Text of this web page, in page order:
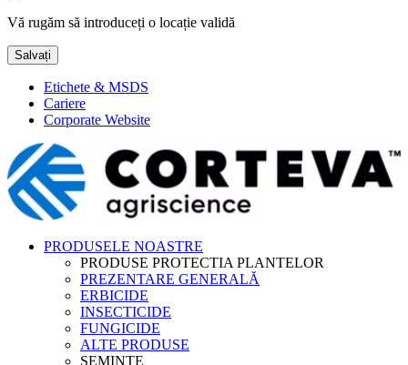
Vă rugăm să introduceți o locație validă
Salvați
Etichete & MSDS
Cariere
Corporate Website
PRODUSELE NOASTRE
PRODUSE PROTECTIA PLANTELOR
PREZENTARE GENERALĂ
ERBICIDE
INSECTICIDE
FUNGICIDE
ALTE PRODUSE
SEMINTE